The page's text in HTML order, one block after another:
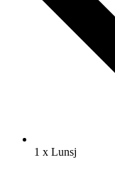
1 x Lunsj